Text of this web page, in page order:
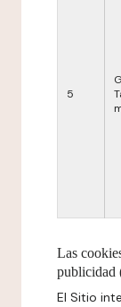
5
Las
publicidad
El Sitio